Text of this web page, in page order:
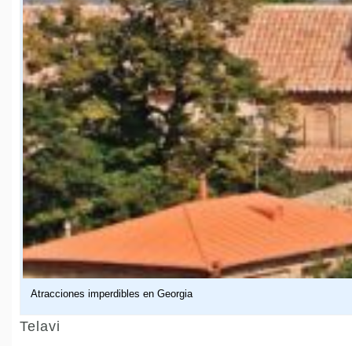
Atracciones imperdibles en Georgia
Telavi